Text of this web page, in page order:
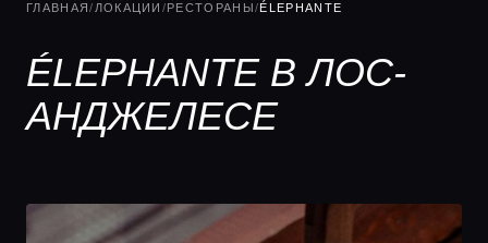
ГЛАВНАЯ/ ЛОКАЦИИ /РЕСТОРАНЫ/ÉLEPHANTE
ÉLEPHANTE В ЛОС-
АНДЖЕЛЕСЕ